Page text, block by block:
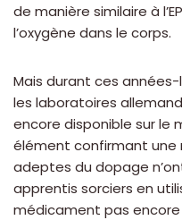
de manière similaire à
l’oxygène dans le corps.
Mais durant ces années-
les laboratoires
encore disponible sur le
élément confirmant une
adeptes du dopage
apprentis sorciers en
médicament pas